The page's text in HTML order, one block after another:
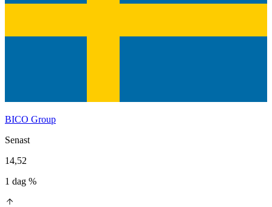
BICO Group
Senast
14,52
1 dag %